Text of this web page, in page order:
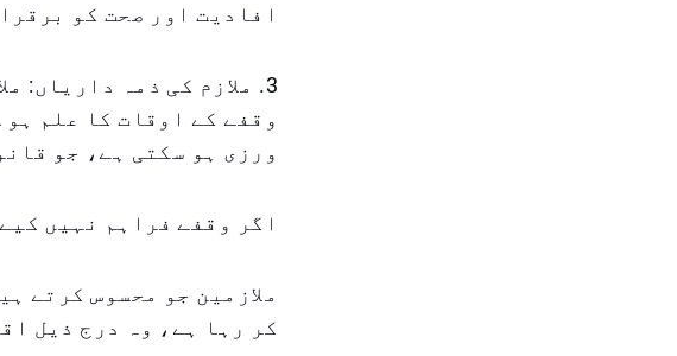
افادیت اور صحت کو
3. ملازم کی ذمہ داریاں:
وقفے کے اوقات کا علم
ورزی ہو سکتی ہے، جو
اگر وقفے فراہم نہیں
ملازمین جو محسوس کرتے
کر رہا ہے، وہ درج ذیل